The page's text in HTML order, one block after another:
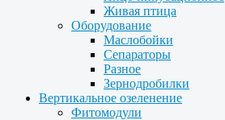
Живая птица
Оборудование
Маслобойки
Сепараторы
Разное
Зернодробилки
Вертикальное озеленение
Фитомодули